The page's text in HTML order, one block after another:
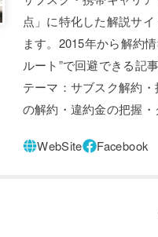
点」に特化した解説サ
ます。2015年から解約
ルート”で回避できる記
テーマ：サブスク解約
の解約・違約金の把握・